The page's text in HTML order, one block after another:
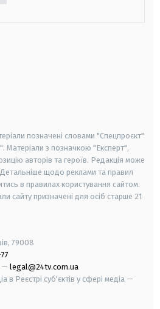
позначені словами "Спецпроєкт"
Матеріали з позначкою "Експерт",
авторів та героїв. Редакція може
Детальніше щодо реклами та правил
в правилах користування сайтом.
сайту призначені для осіб старше 21
79008
— legal@24tv.com.ua
в Реєстрі суб'єктів у сфері медіа —